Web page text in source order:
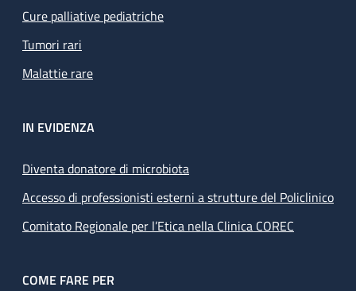
Cure palliative pediatriche
Tumori rari
Malattie rare
IN EVIDENZA
Diventa donatore di microbiota
Accesso di professionisti esterni a strutture del Policlinico
Comitato Regionale per l’Etica nella Clinica COREC
COME FARE PER